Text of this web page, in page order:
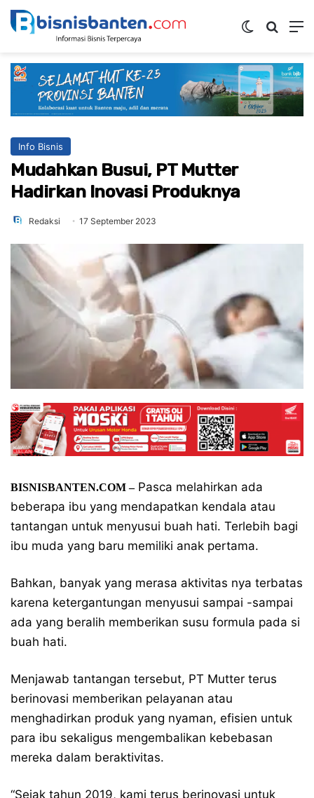
Switch skin
Info Bisnis
Mudahkan Busui, PT Mutter
Hadirkan Inovasi Produknya
Redaksi 17 September 2023
BISNISBANTEN.COM –Pasca melahirkan ada
beberapa ibu yang mendapatkan kendala atau
tantangan untuk menyusui buah hati. Terlebih bagi
ibu muda yang baru memiliki anak pertama.
Bahkan, banyak yang merasa aktivitas nya terbatas
karena ketergantungan menyusui sampai -sampai
ada yang beralih memberikan susu formula pada si
buah hati.
Menjawab tantangan tersebut, PT Mutter terus
berinovasi memberikan pelayanan atau
menghadirkan produk yang nyaman, efisien untuk
para ibu sekaligus mengembalikan kebebasan
mereka dalam beraktivitas.
“Sejak tahun 2019, kami terus berinovasi untuk